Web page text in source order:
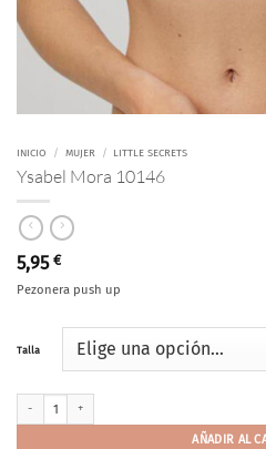
INICIO / MUJER / LITTLE SECRETS
Ysabel Mora 10146
5,95 €
Pezonera push up
Talla
AÑADIR AL